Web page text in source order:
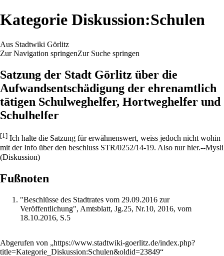
Kategorie Diskussion:Schulen
Aus Stadtwiki Görlitz
Zur Navigation springenZur Suche springen
Satzung der Stadt Görlitz über die
Aufwandsentschädigung der ehrenamtlich
tätigen Schulweghelfer, Hortweghelfer und
Schulhelfer
[1] Ich halte die Satzung für erwähnenswert, weiss jedoch nicht wohin
mit der Info über den beschluss STR/0252/14-19. Also nur hier.--Mysli
(Diskussion)
Fußnoten
"Beschlüsse des Stadtrates vom 29.09.2016 zur
Veröffentlichung", Amtsblatt, Jg.25, Nr.10, 2016, vom
18.10.2016, S.5
Abgerufen von „https://www.stadtwiki-goerlitz.de/index.php?
title=Kategorie_Diskussion:Schulen&oldid=23849“